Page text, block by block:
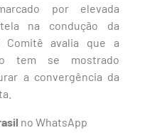
por elevada
na condução da
Comitê avalia que a
tem se mostrado
a convergência da
no WhatsApp